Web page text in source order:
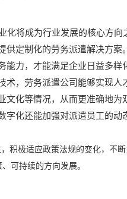
将成为行业发展的核心方
定制化的劳务派遣解决方
力，才能满足企业日益多样
，劳务派遣公司能够实现
化等情况，从而更准确地
化还能加强对派遣员工的
积极适应政策法规的变化，不
可持续的方向发展。